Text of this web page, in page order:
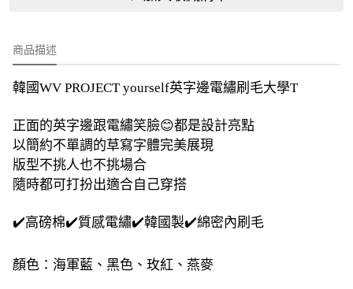
商品描述
韓國WV PROJECT yourself英字邊電繡刷毛大學T
正面的英字邊跟電繡笑臉😊都是設計亮點
以簡約不單調的草寫字體完美展現
版型不挑人也不挑場合
隨時都可打扮出適合自己穿搭
✔️高磅棉✔️質感電繡✔️韓國製✔️綿密內刷毛
顏色：海軍藍、黑色、玫紅、燕麥